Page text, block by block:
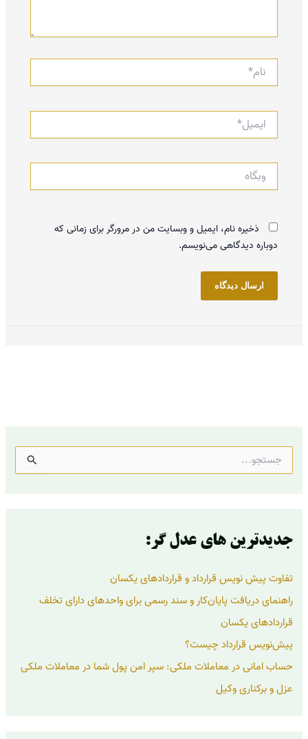
نام*
ایمیل*
وبگاه
ذخیره نام، ایمیل و وبسایت من در مرورگر برای زمانی که
دوباره دیدگاهی می‌نویسم.
س
ر
:
جدیدترین های عدل گر:
تفاوت پیش نویس قرارداد و قراردادهای یکسان
راهنمای دریافت پایان‌کار و سند رسمی برای واحدهای دارای تخلف
قراردادهای یکسان
پیش‌نویس قرارداد چیست؟
حساب امانی در معاملات ملکی: سپر امن پول شما در معاملات ملکی
عزل و برکناری وکیل